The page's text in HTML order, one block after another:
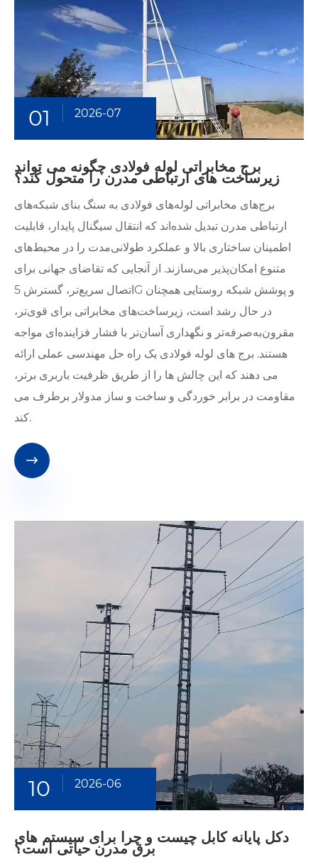
01 2026-07
برج مخابراتی لوله فولادی چگونه می تواند
زیرساخت های ارتباطی مدرن را متحول کند؟
برج‌های مخابراتی لوله‌های فولادی به سنگ بنای شبکه‌های
ارتباطی مدرن تبدیل شده‌اند که انتقال سیگنال پایدار، قابلیت
اطمینان ساختاری بالا و عملکرد طولانی‌مدت را در محیط‌های
متنوع امکان‌پذیر می‌سازند. از آنجایی که تقاضای جهانی برای
اتصال سریع‌تر، گسترش 5G و پوشش شبکه روستایی همچنان
در حال رشد است، زیرساخت‌های مخابراتی برای قوی‌تر،
مقرون‌به‌صرفه‌تر و نگهداری آسان‌تر با فشار فزاینده‌ای مواجه
هستند. برج های لوله فولادی یک راه حل مهندسی عملی ارائه
می دهند که این چالش ها را از طریق ظرفیت باربری برتر،
مقاومت در برابر خوردگی و ساخت و ساز مدولار برطرف می
کند.

10 2026-06
دکل پایانه کابل چیست و چرا برای سیستم های
برق مدرن حیاتی است؟